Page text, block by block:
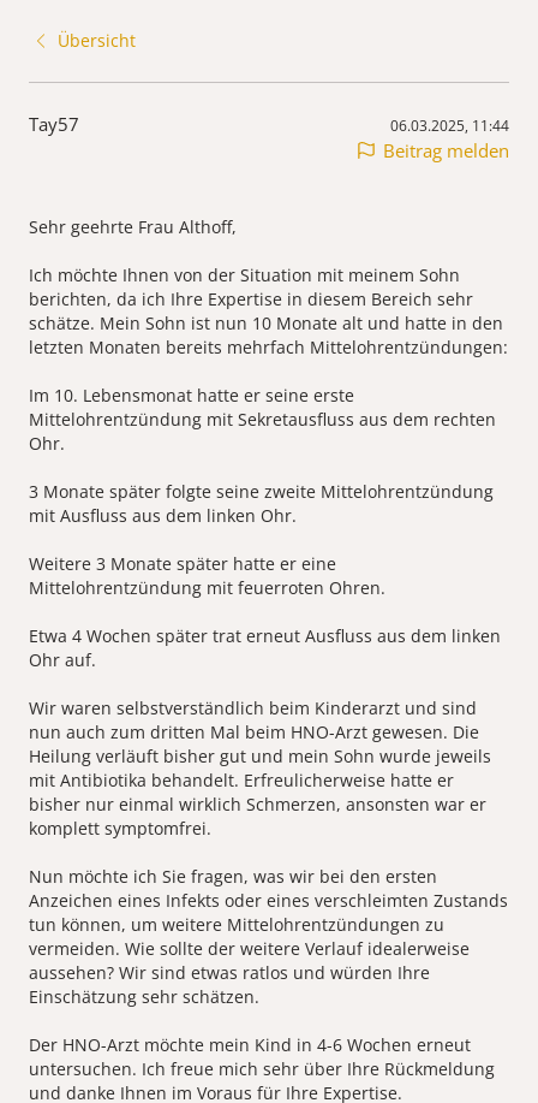
Übersicht
Tay57 06.03.2025, 11:44
Beitrag melden
Sehr geehrte Frau Althoff,
Ich möchte Ihnen von der Situation mit meinem Sohn
berichten, da ich Ihre Expertise in diesem Bereich sehr
schätze. Mein Sohn ist nun 10 Monate alt und hatte in den
letzten Monaten bereits mehrfach Mittelohrentzündungen:
Im 10. Lebensmonat hatte er seine erste
Mittelohrentzündung mit Sekretausfluss aus dem rechten
Ohr.
3 Monate später folgte seine zweite Mittelohrentzündung
mit Ausfluss aus dem linken Ohr.
Weitere 3 Monate später hatte er eine
Mittelohrentzündung mit feuerroten Ohren.
Etwa 4 Wochen später trat erneut Ausfluss aus dem linken
Ohr auf.
Wir waren selbstverständlich beim Kinderarzt und sind
nun auch zum dritten Mal beim HNO-Arzt gewesen. Die
Heilung verläuft bisher gut und mein Sohn wurde jeweils
mit Antibiotika behandelt. Erfreulicherweise hatte er
bisher nur einmal wirklich Schmerzen, ansonsten war er
komplett symptomfrei.
Nun möchte ich Sie fragen, was wir bei den ersten
Anzeichen eines Infekts oder eines verschleimten Zustands
tun können, um weitere Mittelohrentzündungen zu
vermeiden. Wie sollte der weitere Verlauf idealerweise
aussehen? Wir sind etwas ratlos und würden Ihre
Einschätzung sehr schätzen.
Der HNO-Arzt möchte mein Kind in 4-6 Wochen erneut
untersuchen. Ich freue mich sehr über Ihre Rückmeldung